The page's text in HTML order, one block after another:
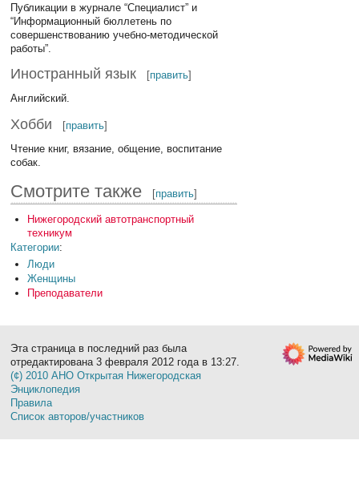
Публикации в журнале “Специалист” и
“Информационный бюллетень по
совершенствованию учебно-методической
работы”.
Иностранный язык [править]
Английский.
Хобби [править]
Чтение книг, вязание, общение, воспитание
собак.
Смотрите также [править]
Нижегородский автотранспортный
техникум
Категории:
Люди
Женщины
Преподаватели
Эта страница в последний раз была
отредактирована 3 февраля 2012 года в 13:27.
(¢) 2010 АНО Открытая Нижегородская
Энциклопедия
Правила
Список авторов/участников